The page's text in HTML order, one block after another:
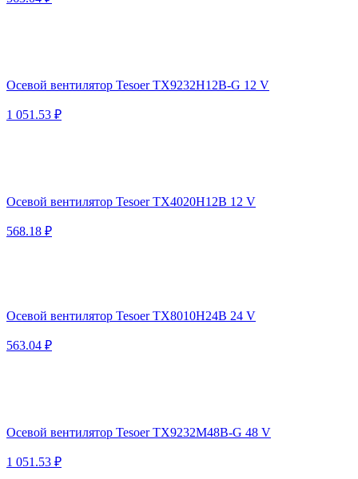
Осевой вентилятор Tesoer TX9232H12B-G 12 V
1 051.53 ₽
Осевой вентилятор Tesoer TX4020H12B 12 V
568.18 ₽
Осевой вентилятор Tesoer TX8010H24B 24 V
563.04 ₽
Осевой вентилятор Tesoer TX9232M48B-G 48 V
1 051.53 ₽